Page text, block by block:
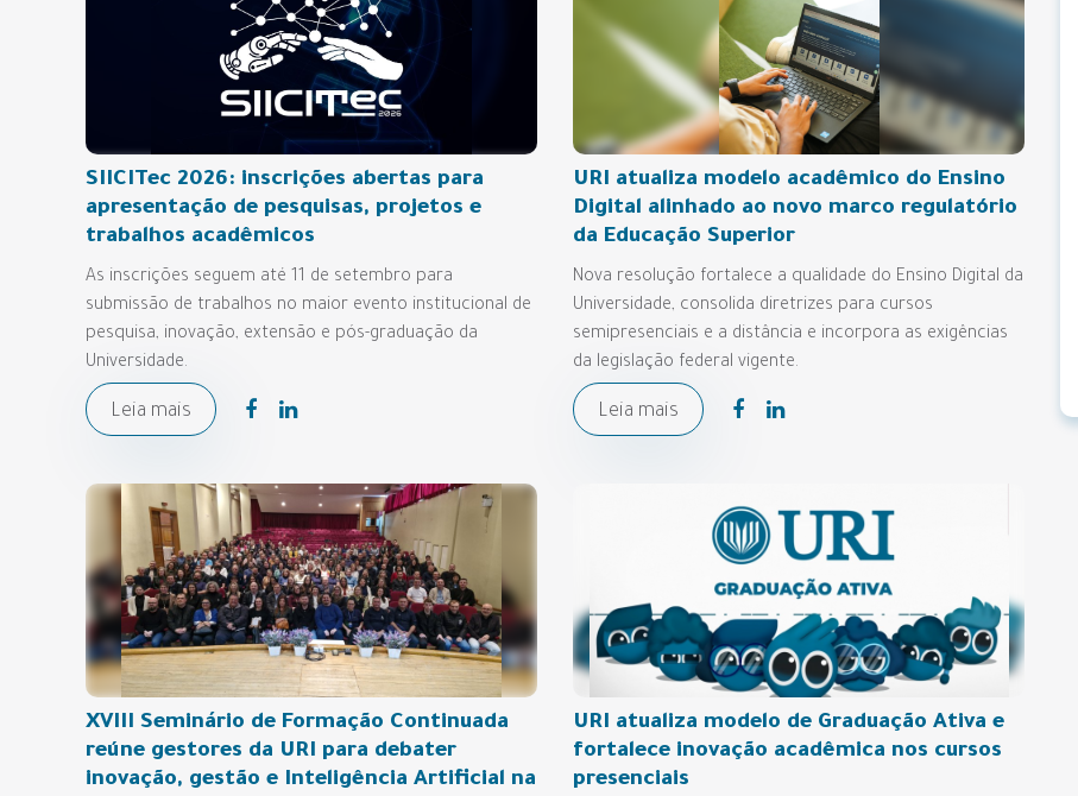
SIICITec 2026: inscrições abertas para
apresentação de pesquisas, projetos e
trabalhos acadêmicos
As inscrições seguem até 11 de setembro para
submissão de trabalhos no maior evento institucional de
pesquisa, inovação, extensão e pós-graduação da
Universidade.
Leia mais
URI atualiza modelo acadêmico do Ensino
Digital alinhado ao novo marco regulatório
da Educação Superior
Nova resolução fortalece a qualidade do Ensino Digital da
Universidade, consolida diretrizes para cursos
semipresenciais e a distância e incorpora as exigências
da legislação federal vigente.
Leia mais
XVIII Seminário de Formação Continuada
reúne gestores da URI para debater
inovação, gestão e Inteligência Artificial na
URI atualiza modelo de Graduação Ativa e
fortalece inovação acadêmica nos cursos
presenciais